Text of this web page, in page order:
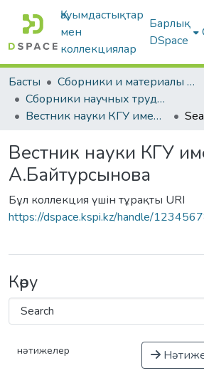
Қауымдастықтар
мен
коллекциялар
Барлық
DSpace
Басты
Сборники и материалы конференций
Сборники научных трудов
Вестник науки КГУ имени А.Байтурсынова
Вестник науки КГУ
А.Байтурсынова
Бұл коллекция үшін тұрақты URI
https://dspace.kspi.kz/handle/
Көру
нәтижелер